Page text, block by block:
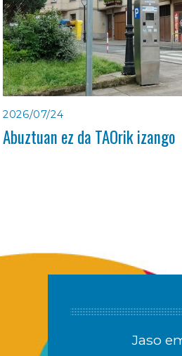
2026/07/24
Abuztuan ez da TAOrik izango
Jaso